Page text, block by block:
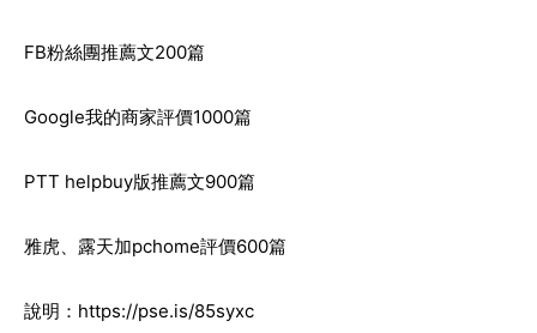
FB粉絲團推薦文200篇
Google我的商家評價1000篇
PTT helpbuy版推薦文900篇
雅虎、露天加pchome評價600篇
說明： https://pse.is/85syxc